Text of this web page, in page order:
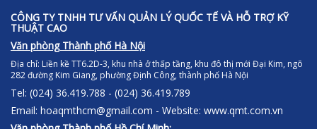
CÔNG TY TNHH TƯ VẤN QUẢN LÝ QUỐC TẾ VÀ HỖ TRỢ KỸ
THUẬT CAO
Văn phòng Thành phố Hà Nội
Địa chỉ: Liền kề TT6.2D-3, khu nhà ở thấp tầng, khu đô thị mới Đại Kim, ngõ
282 đường Kim Giang, phường Định Công, thành phố Hà Nội
Tel: (024) 36.419.788 - (024) 36.419.789
Email: hoaqmthcm@gmail.com - Website: www.qmt.com.vn